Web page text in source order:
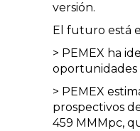
versión.
El futuro está
> PEMEX ha
oportunidades
> PEMEX
prospectivos
459 MMMpc,